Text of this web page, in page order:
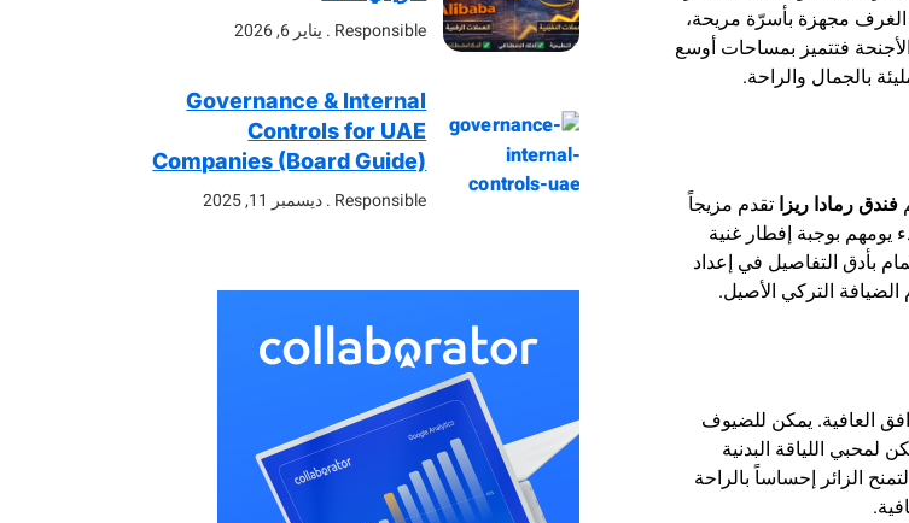
الغرف مجهزة بأسرّة مريحة،
فتتميز بمساحات أوسع
بالجمال والراحة.
فندق رمادا ريزا تقدم مزيجاً
يومهم بوجبة إفطار غنية
بأدق التفاصيل في إعداد
التركي الأصيل.
العافية. يمكن للضيوف
لمحبي اللياقة البدنية
الزائر إحساساً بالراحة
Responsible يناير 6, 2026
Governance & Internal
Controls for UAE
Companies (Board Guide)
Responsible ديسمبر 11, 2025